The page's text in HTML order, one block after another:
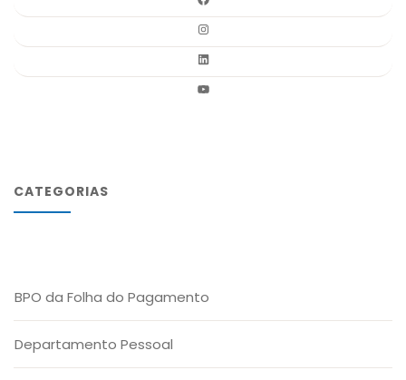
CATEGORIAS
BPO da Folha do Pagamento
Departamento Pessoal